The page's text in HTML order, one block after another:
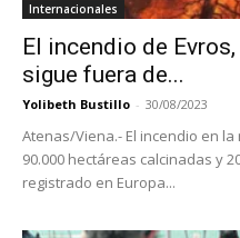
Internacionales
El incendio de
sigue fuera de...
Yolibeth Bustillo - 30/08/2023
Atenas/Viena.- El incendio en
90.000 hectáreas calcinadas y
registrado en Europa...